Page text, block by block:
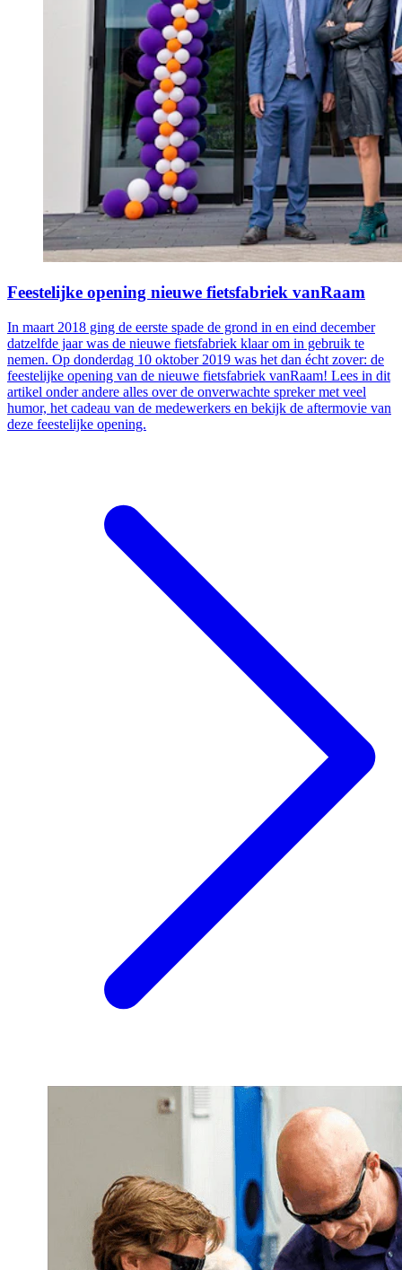
Feestelijke opening nieuwe fietsfabriek vanRaam
In maart 2018 ging de eerste spade de grond in en eind december
datzelfde jaar was de nieuwe fietsfabriek klaar om in gebruik te
nemen. Op donderdag 10 oktober 2019 was het dan écht zover: de
feestelijke opening van de nieuwe fietsfabriek vanRaam! Lees in dit
artikel onder andere alles over de onverwachte spreker met veel
humor, het cadeau van de medewerkers en bekijk de aftermovie van
deze feestelijke opening.